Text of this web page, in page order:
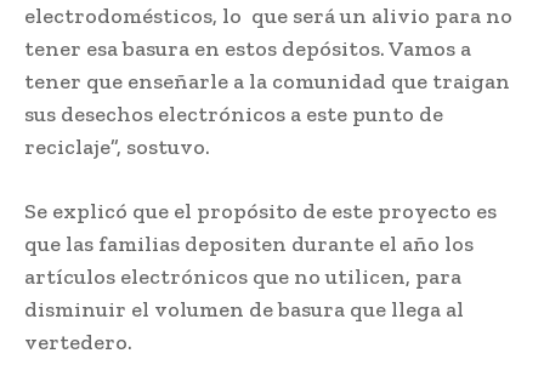
electrodomésticos, lo que será un alivio para no
tener esa basura en estos depósitos. Vamos a
tener que enseñarle a la comunidad que traigan
sus desechos electrónicos a este punto de
reciclaje”, sostuvo.
Se explicó que el propósito de este proyecto es
que las familias depositen durante el año los
artículos electrónicos que no utilicen, para
disminuir el volumen de basura que llega al
vertedero.